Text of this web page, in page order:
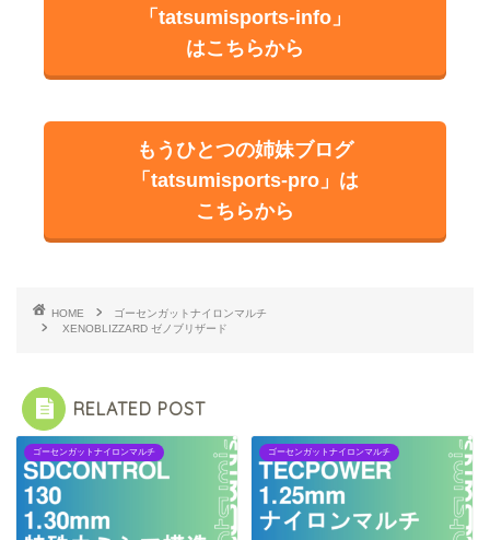
「tatsumisports-info」
はこちらから
もうひとつの姉妹ブログ
「tatsumisports-pro」は
こちらから
HOME
ゴーセンガットナイロンマルチ
XENOBLIZZARD ゼノブリザード
RELATED POST
ゴーセンガットナイロンマルチ ゴーセンガットナイロンマルチ